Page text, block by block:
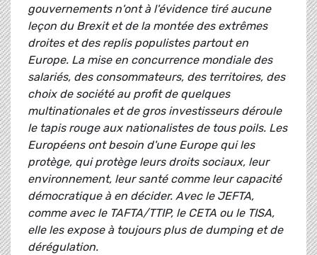
gouvernements n'ont à l'évidence tiré aucune
leçon du Brexit et de la montée des extrêmes
droites et des replis populistes partout en
Europe. La mise en concurrence mondiale des
salariés, des consommateurs, des territoires, des
choix de société au profit de quelques
multinationales et de gros investisseurs déroule
le tapis rouge aux nationalistes de tous poils. Les
Européens ont besoin d'une Europe qui les
protège, qui protège leurs droits sociaux, leur
environnement, leur santé comme leur capacité
démocratique à en décider. Avec le JEFTA,
comme avec le TAFTA/TTIP, le CETA ou le TISA,
elle les expose à toujours plus de dumping et de
dérégulation.